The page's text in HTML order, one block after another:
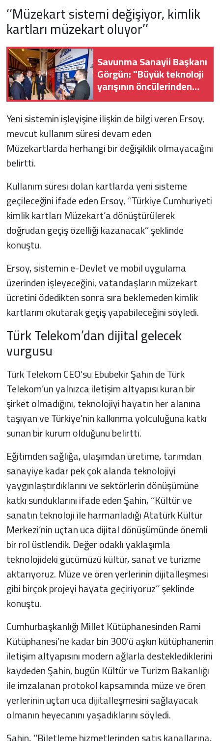
‘‘Müzekart sistemi değişiyor, kimlik
kartları müzekart oluyor’’
Savunma Sanayii Başkanı
Görgün: "Büyük teknoloji
yarışının öncülerinden
biri olmaya kararlıyız"
Yeni sistemin işleyişine ilişkin de bilgi veren Ersoy,
mevcut kullanım süresi devam eden
Müzekartlarda herhangi bir değişiklik olmayacağını
belirtti.
Kullanım süresi dolan kartlarda yeni sisteme
geçileceğini ifade eden Ersoy, ‘‘Türkiye Cumhuriyeti
kimlik kartları Müzekart’a dönüştürülerek
doğrudan geçiş özelliği kazanacak’’ şeklinde
konuştu.
Ersoy, sistemin e-Devlet ve mobil uygulama
üzerinden işleyeceğini, vatandaşların müzekart
ücretini ödedikten sonra sıra beklemeden kimlik
kartlarını okutarak geçiş yapabileceğini söyledi.
Türk Telekom’dan dijital gelecek
vurgusu
Türk Telekom CEO’su Ebubekir Şahin de Türk
Telekom’un yalnızca iletişim altyapısı kuran bir
şirket olmadığını, teknolojiyi hayatın her alanına
taşıyan ve Türkiye’nin kalkınma yolculuğuna katkı
sunan bir kurum olduğunu belirtti.
Eğitimden sağlığa, ulaşımdan üretime, tarımdan
sanayiye kadar pek çok alanda teknolojiyi
yaygınlaştırdıklarını ve sektörlerin dönüşümüne
katkı sunduklarını ifade eden Şahin, ‘‘Kültür ve
sanatın teknoloji ile harmanladığı Atatürk Kültür
Merkezi’nin uçtan uca dijital dönüşümünde önemli
bir rol üstlendik. Değer odaklı yaklaşımla
teknolojideki gücümüzü kültür, sanat ve turizme
aktarıyoruz. Müze ve ören yerlerinin dijitalleşmesi
gibi birçok projeyi hayata geçiriyoruz’’ şeklinde
konuştu.
Cumhurbaşkanlığı Millet Kütüphanesinden Rami
Kütüphanesi’ne kadar bin 300’ü aşkın kütüphanenin
iletişim altyapısını modern ağlarla desteklediklerini
kaydeden Şahin, bugün Kültür ve Turizm Bakanlığı
ile imzalanan protokol kapsamında müze ve ören
yerlerinin uçtan uca dijitalleşmesini sağlayacak
olmanın heyecanını yaşadıklarını söyledi.